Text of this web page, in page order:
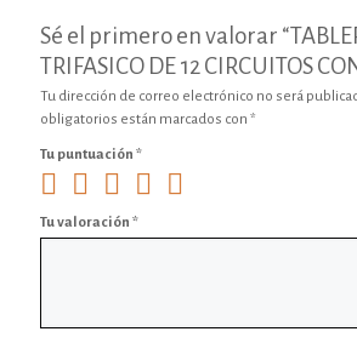
Sé el primero en valorar
TRIFASICO DE 12 CIRCUITOS
Tu dirección de correo electrónico no será
obligatorios están marcados con *
Tu puntuación *
Tu valoración *